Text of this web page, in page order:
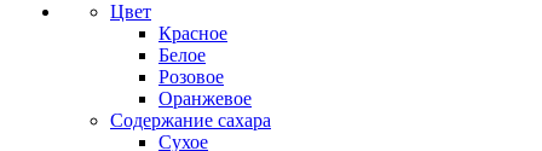
Цвет
Красное
Белое
Розовое
Оранжевое
Содержание сахара
Сухое